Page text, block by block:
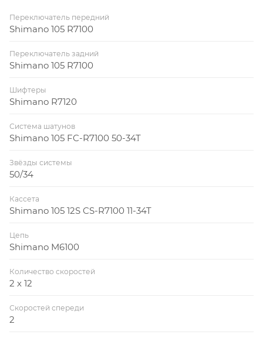
Переключатель передний
Shimano 105 R7100
Переключатель задний
Shimano 105 R7100
Шифтеры
Shimano R7120
Система шатунов
Shimano 105 FC-R7100 50-34T
Звёзды системы
50/34
Кассета
Shimano 105 12S CS-R7100 11-34T
Цепь
Shimano M6100
Количество скоростей
2 х 12
Скоростей спереди
2